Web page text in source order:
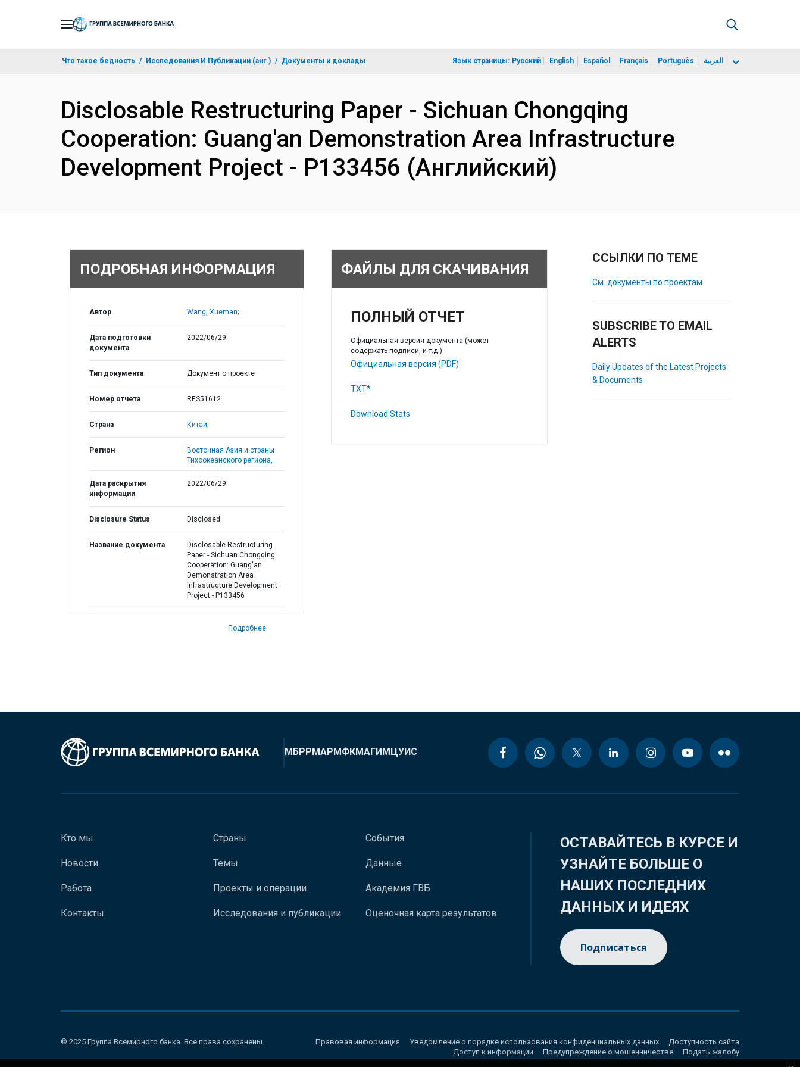
Что такое бедность Исследования И Публикации (анг.) Документы и доклады Язык страницы: Русский English Español Français Português العربية
Disclosable Restructuring Paper - Sichuan Chongqing
Cooperation: Guang'an Demonstration Area Infrastructure
Development Project - P133456 (Английский)
ПОДРОБНАЯ ИНФОРМАЦИЯ
Автор Wang, Xueman;
Дата подготовки
документа
2022/06/29
Тип документа Документ о проекте
Номер отчета RES51612
Страна Китай,
Регион
Восточная Азия и страны
Тихоокеанского региона,
Дата раскрытия
информации
2022/06/29
Disclosure Status Disclosed
Название документа
Disclosable Restructuring
Paper - Sichuan Chongqing
Cooperation: Guang'an
Demonstration Area
Infrastructure Development
Project - P133456
Подробнее
ФАЙЛЫ ДЛЯ СКАЧИВАНИЯ
ПОЛНЫЙ ОТЧЕТ
Официальная версия документа (может
содержать подписи, и т.д.)
Официальная версия (PDF)
TXT*
Download Stats
ССЫЛКИ ПО ТЕМЕ
См. документы по проектам
SUBSCRIBE TO EMAIL
ALERTS
Daily Updates of the Latest Projects
& Documents
МБРРМАРМФКМАГИМЦУИС
Кто мы
Новости
Работа
Контакты
Страны
Темы
Проекты и операции
Исследования и публикации
События
Данные
Академия ГВБ
Оценочная карта результатов
ОСТАВАЙТЕСЬ В КУРСЕ И
УЗНАЙТЕ БОЛЬШЕ О
НАШИХ ПОСЛЕДНИХ
ДАННЫХ И ИДЕЯХ
Подписаться
© 2025 Группа Всемирного банка. Все права сохранены. Правовая информация Уведомление о порядке использования конфиденциальных данных
Доступность сайта
Доступ к информации
Предупреждение о мошенничестве Подать жалобу